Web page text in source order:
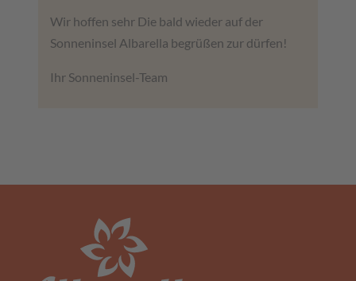
Wir hoffen sehr Die bald wieder auf der
Sonneninsel Albarella begrüßen zur dürfen!
Ihr Sonneninsel-Team